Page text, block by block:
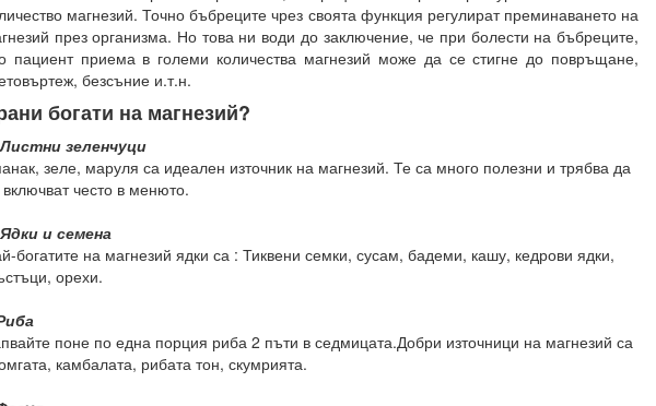
магнезий. Точно бъбреците чрез своята функция регулират преминаването на
през организма. Но това ни води до заключение, че при болести на бъбреците,
пациент приема в големи количества магнезий може да се стигне до повръщане,
безсъние и.т.н.
богати на магнезий?
зеленчуци
зеле, маруля са идеален източник на магнезий. Те са много полезни и трябва да
често в менюто.
и семена
богатите на магнезий ядки са : Тиквени семки, сусам, бадеми, кашу, кедрови ядки,
орехи.
поне по една порция риба 2 пъти в седмицата.Добри източници на магнезий са
камбалата, рибата тон, скумрията.